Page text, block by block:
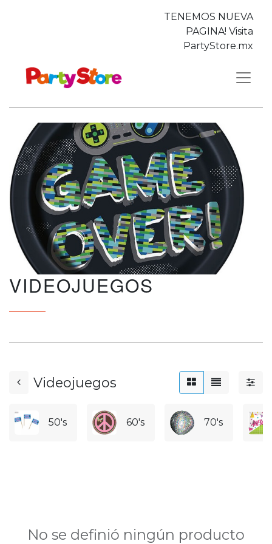
TENEMOS NUEVA
PAGINA! Visita
PartyStore.mx
VIDEOJUEGOS
Videojuegos
50's 60's 70's
No se definió ningún producto